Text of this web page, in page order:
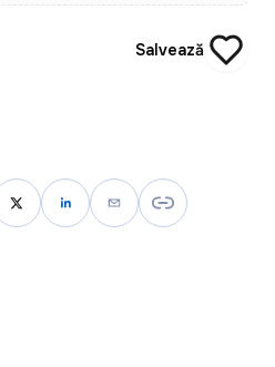
Salvează